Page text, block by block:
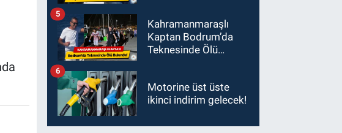
Kahramanmaraşlı
Kaptan Bodrum’da
Teknesinde Ölü
5
Motorine üst üste
ikinci indirim gelecek!
6